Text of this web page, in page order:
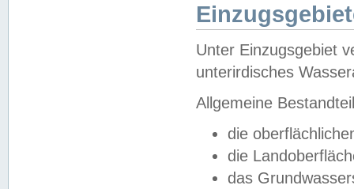
Unter Einzugsgebiet
unterirdisches
Allgemeine
die
die
das